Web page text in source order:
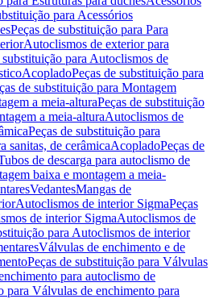
para Acessórios
Peças de substituição para Para
Autoclismos de exterior para
substituição para Autoclismos de
AcopladoPeças de substituição para
de substituição para Montagem
a meia-alturaPeças de substituição
a meia-alturaAutoclismos de
Peças de substituição para
sanitas, de cerâmicaAcopladoPeças de
de descarga para autoclismo de
baixa e montagem a meia-
VedantesMangas de
Autoclismos de interior SigmaPeças
de interior SigmaAutoclismos de
para Autoclismos de interior
Válvulas de enchimento e de
Peças de substituição para Válvulas
para autoclismo de
para Válvulas de enchimento para